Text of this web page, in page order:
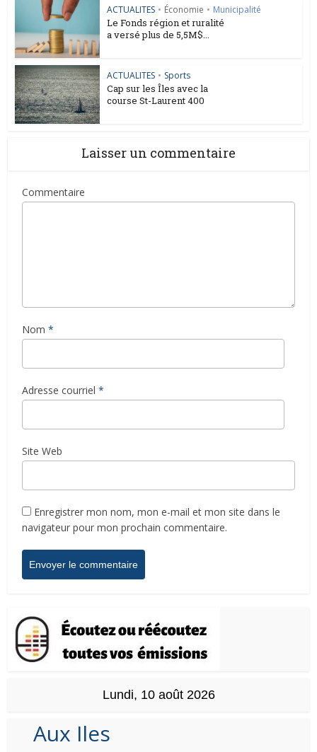
ACTUALITES • Économie • Municipalité
Le Fonds région et ruralité
a versé plus de 5,5M$...
ACTUALITES • Sports
Cap sur les Îles avec la
course St-Laurent 400
Laisser un commentaire
Commentaire
Nom *
Adresse courriel *
Site Web
Enregistrer mon nom, mon e-mail et mon site dans le
navigateur pour mon prochain commentaire.
Lundi, 10 août 2026
Aux Iles